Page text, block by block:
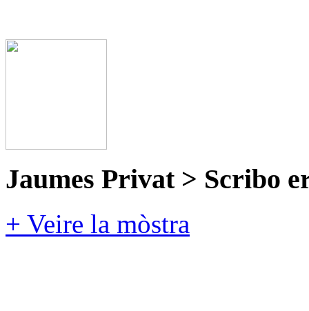
Jaumes Privat > Scribo
+ Veire la mòstra